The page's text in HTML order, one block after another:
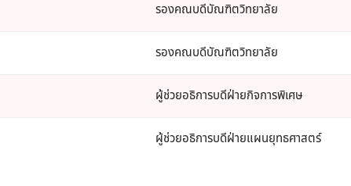
รองคณบดีบัณฑิตวิทยาลัย
รองคณบดีบัณฑิตวิทยาลัย
ผู้ช่วยอธิการบดีฝ่ายกิจการพิเศษ
ผู้ช่วยอธิการบดีฝ่ายแผนยุทธศาสตร์